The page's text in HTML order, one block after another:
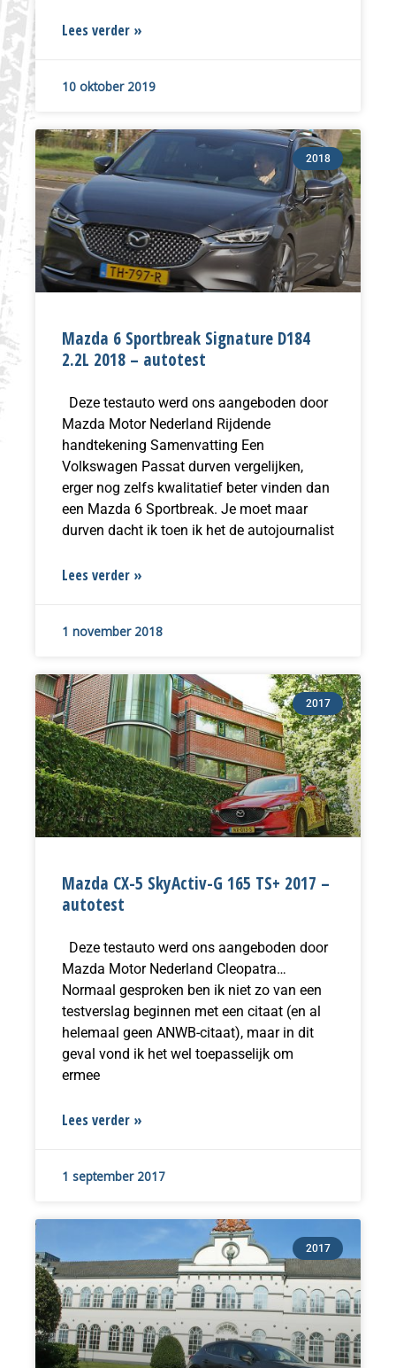
Lees verder »
10 oktober 2019
2018
Mazda 6 Sportbreak Signature D184
2.2L 2018 – autotest
Deze testauto werd ons aangeboden door
Mazda Motor Nederland Rijdende
handtekening Samenvatting Een
Volkswagen Passat durven vergelijken,
erger nog zelfs kwalitatief beter vinden dan
een Mazda 6 Sportbreak. Je moet maar
durven dacht ik toen ik het de autojournalist
Lees verder »
1 november 2018
2017
Mazda CX-5 SkyActiv-G 165 TS+ 2017 –
autotest
Deze testauto werd ons aangeboden door
Mazda Motor Nederland Cleopatra…
Normaal gesproken ben ik niet zo van een
testverslag beginnen met een citaat (en al
helemaal geen ANWB-citaat), maar in dit
geval vond ik het wel toepasselijk om
ermee
Lees verder »
1 september 2017
2017